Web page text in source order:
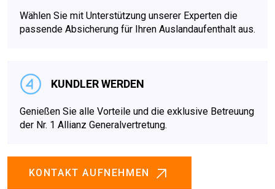
Wählen Sie mit Unterstützung unserer Experten die
passende Absicherung für Ihren Auslandaufenthalt aus.
KUNDLER WERDEN
Genießen Sie alle Vorteile und die exklusive Betreuung
der Nr. 1 Allianz Generalvertretung.
KONTAKT AUFNEHMEN